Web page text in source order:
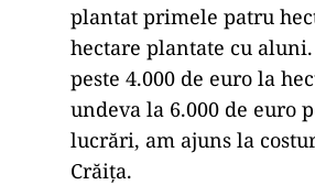
plantat primele patru
hectare plantate cu
peste 4.000 de euro la
undeva la 6.000 de euro
lucrări, am ajuns la
Crăiţa.